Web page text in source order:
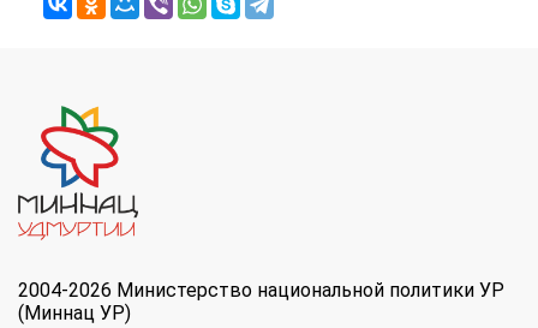
2004-2026 Министерство национальной политики УР
(Миннац УР)